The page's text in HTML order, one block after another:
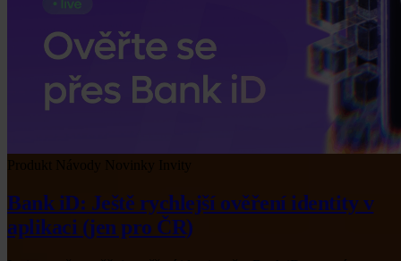
Novinky Invity
Bank iD: Ještě rychlejší ověření identity v
aplikaci (jen pro ČR)